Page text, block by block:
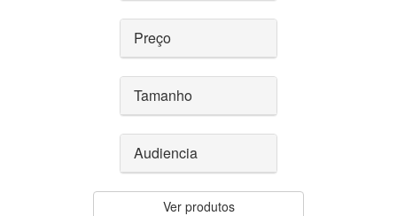
Preço
Tamanho
Audiencia
Ver produtos